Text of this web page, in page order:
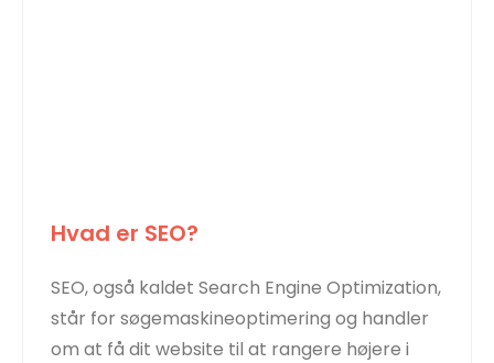
Hvad er SEO?
SEO, også kaldet Search Engine Optimization,
står for søgemaskineoptimering og handler
om at få dit website til at rangere højere i